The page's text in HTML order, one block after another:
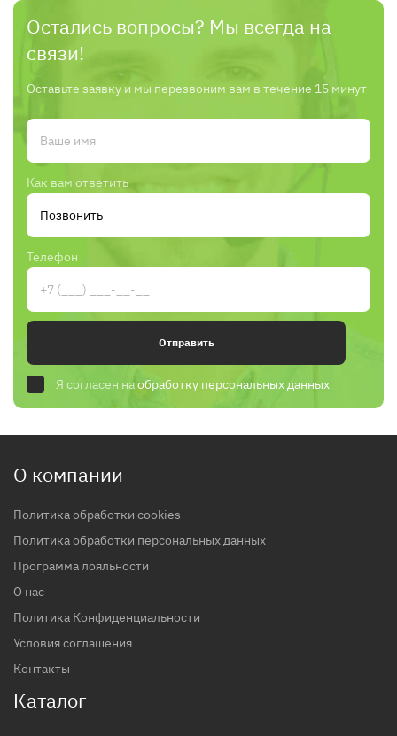
Остались вопросы? Мы всегда на
связи!
Оставьте заявку и мы перезвоним вам в течение 15 минут
Как вам ответить
Телефон
Отправить
Я согласен наобработку персональных данных
О компании
Политика обработки cookies
Политика обработки персональных данных
Программа лояльности
О нас
Политика Конфиденциальности
Условия соглашения
Контакты
Каталог